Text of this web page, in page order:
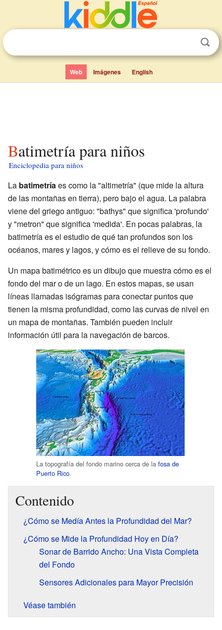
Web Imágenes English
Batimetría para niños
Enciclopedia para niños
La batimetríaes como la "altimetría" (que mide la altura
de las montañas en tierra), pero bajo el agua. La palabra
viene del griego antiguo: "bathys" que significa 'profundo'
y "metron" que significa 'medida'. En pocas palabras, la
batimetría es el estudio de qué tan profundos son los
océanos, mares y lagos, y cómo es el relieve de su fondo.
Un mapa batimétrico es un dibujo que muestra cómo es el
fondo del mar o de un lago. En estos mapas, se usan
líneas llamadas isógramas para conectar puntos que
tienen la misma profundidad, como las curvas de nivel en
un mapa de montañas. También pueden incluir
información útil para la navegación de barcos.
La topografía del fondo marino cerca de la fosa de
Puerto Rico.
Contenido
¿Cómo se Medía Antes la Profundidad del Mar?
¿Cómo se Mide la Profundidad Hoy en Día?
Sonar de Barrido Ancho: Una Vista Completa
del Fondo
Sensores Adicionales para Mayor Precisión
Véase también